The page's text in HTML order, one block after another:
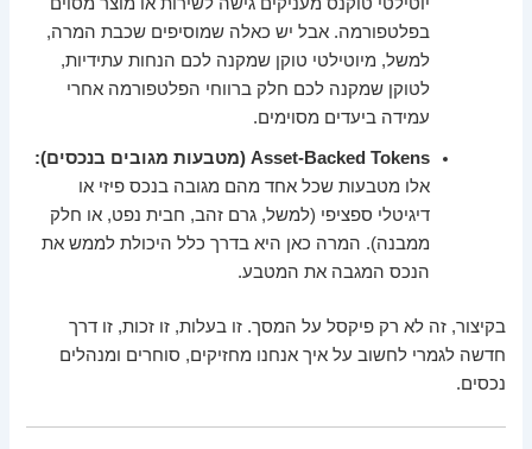
יוטילטי טוקנס מעניקים גישה לשירות או מוצר מסוים
בפלטפורמה. אבל יש כאלה שמוסיפים שכבת המרה,
למשל, מיוטילטי טוקן שמקנה לכם הנחות עתידיות,
לטוקן שמקנה לכם חלק ברווחי הפלטפורמה אחרי
עמידה ביעדים מסוימים.
Asset-Backed Tokens (מטבעות מגובים בנכסים):
אלו מטבעות שכל אחד מהם מגובה בנכס פיזי או
דיגיטלי ספציפי (למשל, גרם זהב, חבית נפט, או חלק
ממבנה). המרה כאן היא בדרך כלל היכולת לממש את
הנכס המגבה את המטבע.
בקיצור, זה לא רק פיקסל על המסך. זו בעלות, זו זכות, זו דרך
חדשה לגמרי לחשוב על איך אנחנו מחזיקים, סוחרים ומנהלים
נכסים.